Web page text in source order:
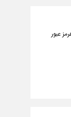
عبور